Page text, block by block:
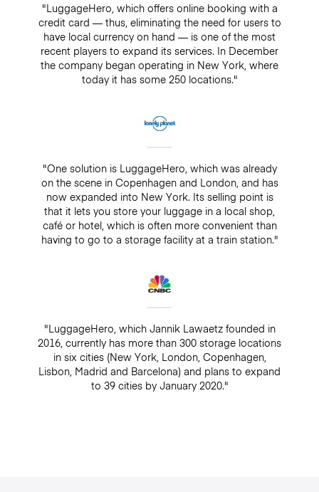
"LuggageHero, which offers online booking with a
credit card — thus, eliminating the need for users to
have local currency on hand — is one of the most
recent players to expand its services. In December
the company began operating in New York, where
today it has some 250 locations."
"One solution is LuggageHero, which was already
on the scene in Copenhagen and London, and has
now expanded into New York. Its selling point is
that it lets you store your luggage in a local shop,
café or hotel, which is often more convenient than
having to go to a storage facility at a train station."
"LuggageHero, which Jannik Lawaetz founded in
2016, currently has more than 300 storage locations
in six cities (New York, London, Copenhagen,
Lisbon, Madrid and Barcelona) and plans to expand
to 39 cities by January 2020."